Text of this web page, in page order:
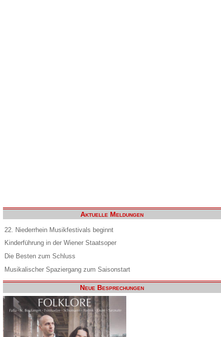
Aktuelle Meldungen
22. Niederrhein Musikfestivals beginnt
Kinderführung in der Wiener Staatsoper
Die Besten zum Schluss
Musikalischer Spaziergang zum Saisonstart
Neue Besprechungen